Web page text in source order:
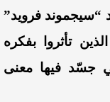
“سيجموند فرويد”
ذين تأثروا بفكره
جسّد فيها معنى